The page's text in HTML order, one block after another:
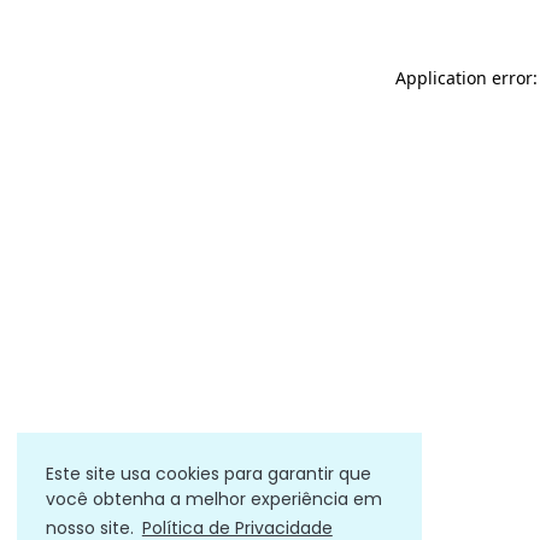
Este site usa cookies para garantir que
você obtenha a melhor experiência em
nosso site. Política de Privacidade
Application